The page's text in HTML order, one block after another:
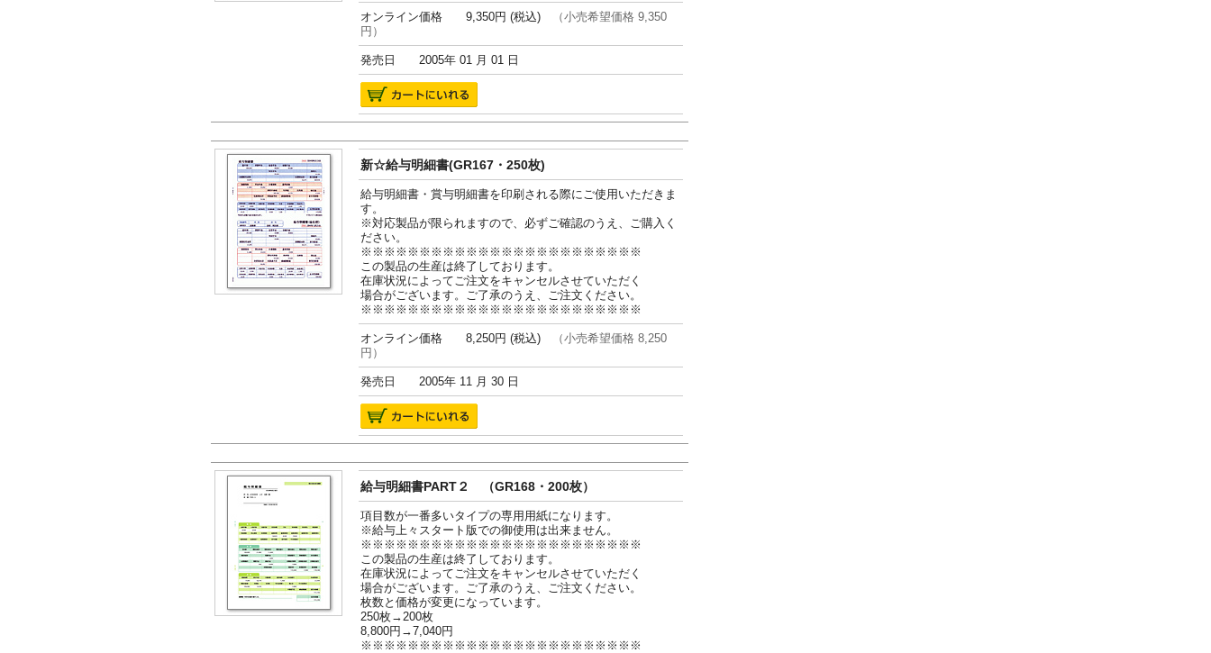
オンライン価格 9,350円 (税込)
（小売希望価格 9,350
円）
発売日 2005年 01 月 01 日
新☆給与明細書(GR167・250枚)
給与明細書・賞与明細書を印刷される際にご使用いただきま
す。
※対応製品が限られますので、必ずご確認のうえ、ご購入く
ださい。
※※※※※※※※※※※※※※※※※※※※※※※※
この製品の生産は終了しております。
在庫状況によってご注文をキャンセルさせていただく
場合がございます。ご了承のうえ、ご注文ください。
※※※※※※※※※※※※※※※※※※※※※※※※
オンライン価格 8,250円 (税込)
（小売希望価格 8,250
円）
発売日 2005年 11 月 30 日
給与明細書PART２ （GR168・200枚）
項目数が一番多いタイプの専用用紙になります。
※給与上々スタート版での御使用は出来ません。
※※※※※※※※※※※※※※※※※※※※※※※※
この製品の生産は終了しております。
在庫状況によってご注文をキャンセルさせていただく
場合がございます。ご了承のうえ、ご注文ください。
枚数と価格が変更になっています。
250枚→200枚
8,800円→7,040円
※※※※※※※※※※※※※※※※※※※※※※※※